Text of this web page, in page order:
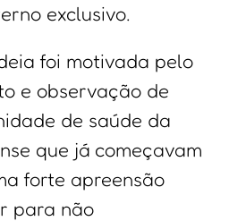
exclusivo.
foi motivada pelo
e observação de
de saúde da
que já começavam
forte apreensão
para não